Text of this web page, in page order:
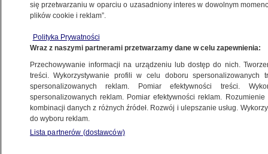
POLSKA
"Cudowne krople" na otyłość.
Epidemia oszustwa: fałszywi
lekarze, klonowanie tożsamości
Michał Istel
30.11.2025, 13:51
Posłuchaj artykułu
się przetwarzaniu w oparciu o uzasadniony interes w dowolnym
plików cookie i reklam”.
Polityka Prywatności
Wraz z naszymi partnerami przetwarzamy dane w celu zapewnienia:
Przechowywanie informacji na urządzeniu lub dostęp do nich.
treści. Wykorzystywanie profili w celu doboru spersonalizowanych
spersonalizowanych reklam. Pomiar efektywności treści.
spersonalizowanych reklam. Pomiar efektywności reklam.
kombinacji danych z różnych źródeł. Rozwój i ulepszanie usług.
do wyboru reklam.
Lista partnerów (dostawców)